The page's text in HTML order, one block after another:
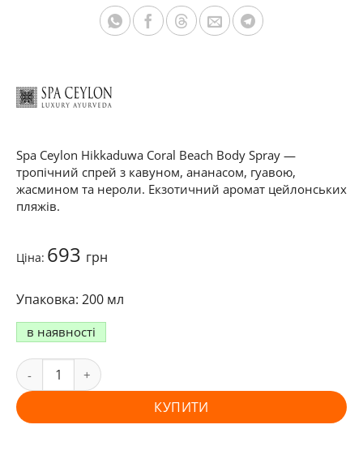
Spa Ceylon Hikkaduwa Coral Beach Body Spray —
тропічний спрей з кавуном, ананасом, гуавою,
жасмином та нероли. Екзотичний аромат цейлонських
пляжів.
Ціна: 693 грн
200 мл
в наявності
КУПИТИ